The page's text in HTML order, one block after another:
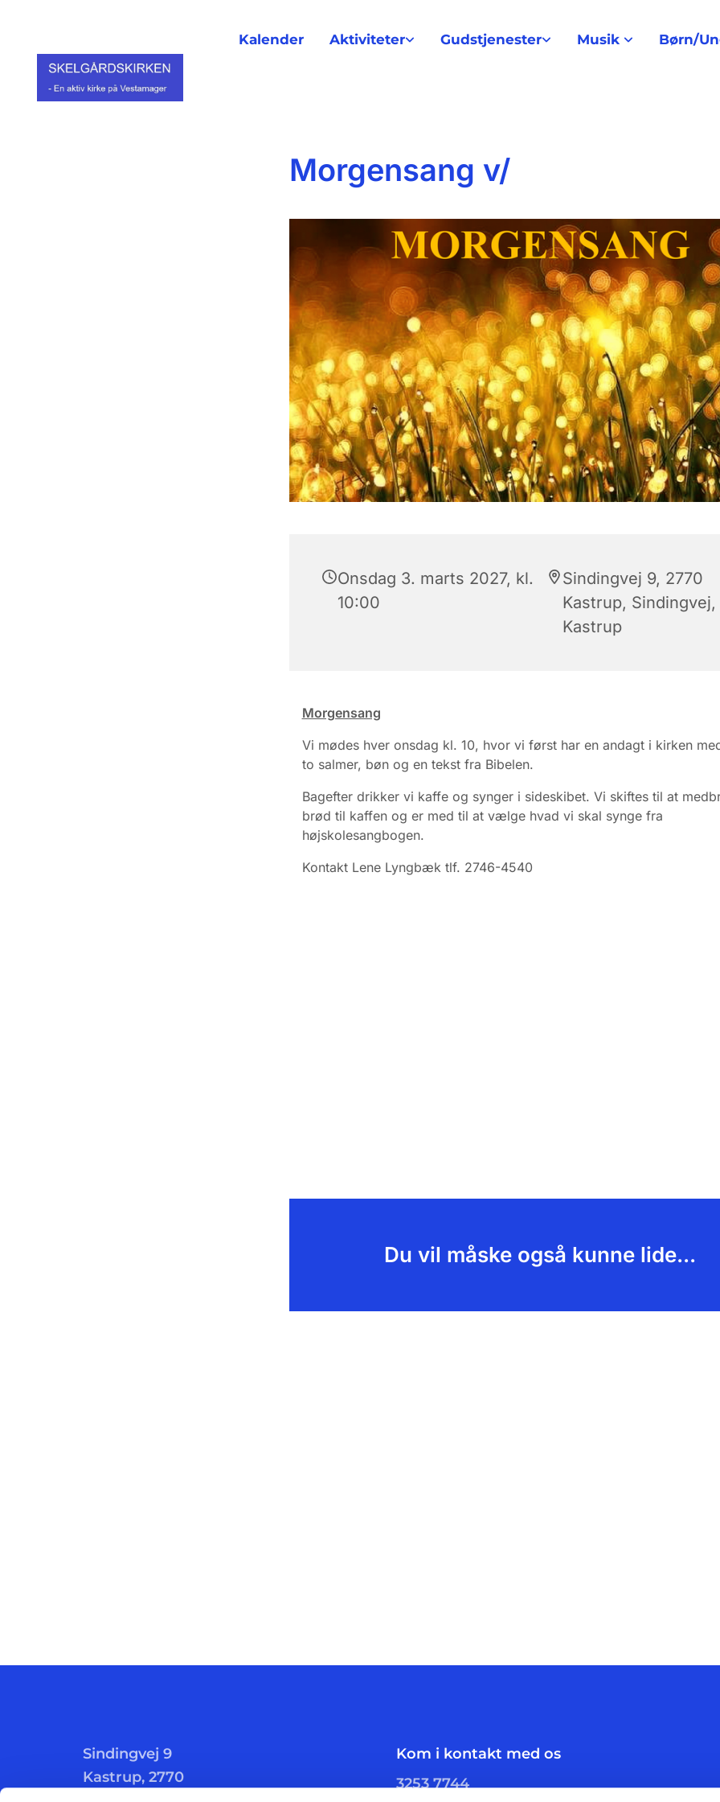
Kalender Aktiviteter Gudstjenester Musik Børn/
Morgensang v/
Onsdag 3. marts 2027, kl.
10:00
Sindingvej 9, 2770
Kastrup, Sindingvej,
Kastrup
Morgensang
Vi mødes hver onsdag kl. 10, hvor vi først har en andagt i kirken
to salmer, bøn og en tekst fra Bibelen.
Bagefter drikker vi kaffe og synger i sideskibet. Vi skiftes til at
brød til kaffen og er med til at vælge hvad vi skal synge fra
højskolesangbogen.
Kontakt Lene Lyngbæk tlf. 2746-4540
Du vil måske også kunne lide...
Sindingvej 9
Kastrup, 2770
Kom i kontakt med os
3253 7744